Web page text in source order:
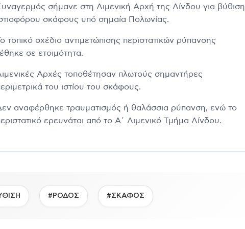
σήμανε στη Λιμενική Αρχή της Λίνδου για βύθιση
σκάφους υπό σημαία Πολωνίας.
τοπικό σχέδιο αντιμετώπισης περιστατικών ρύπανσης
σε ετοιμότητα.
Αρχές τοποθέτησαν πλωτούς σημαντήρες
του ιστίου του σκάφους.
αναφέρθηκε τραυματισμός ή θαλάσσια ρύπανση, ενώ το
ερευνάται από το Α΄ Λιμενικό Τμήμα Λίνδου.
#ΡΟΔΟΣ #ΣΚΑΦΟΣ